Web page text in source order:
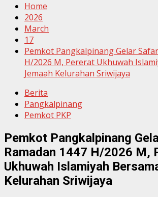
Home
2026
March
17
Pemkot Pangkalpinang Gelar
H/2026 M, Pererat Ukhuwah
Jemaah Kelurahan Sriwijaya
Berita
Pangkalpinang
Pemkot PKP
Pemkot Pangkalpinang
Ramadan 1447 H/2026 M,
Ukhuwah Islamiyah
Kelurahan Sriwijaya